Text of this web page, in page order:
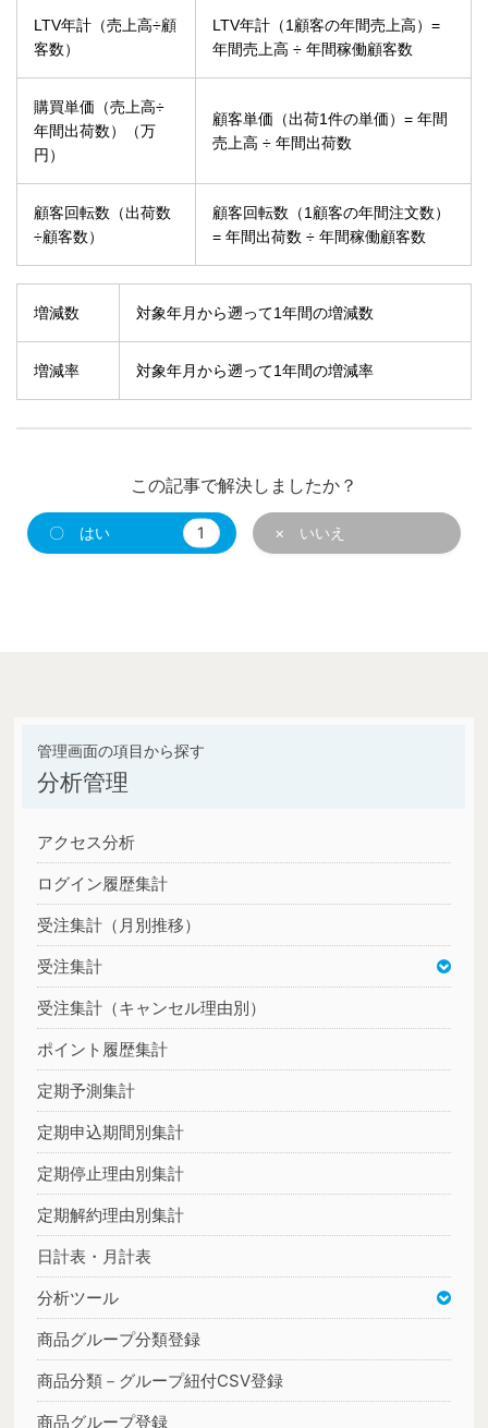
LTV年計（売上高÷顧
客数）
LTV年計（1顧客の年間売上高）=
年間売上高 ÷ 年間稼働顧客数
購買単価（売上高÷
年間出荷数）（万
円）
顧客単価（出荷1件の単価）= 年間
売上高 ÷ 年間出荷数
顧客回転数（出荷数
÷顧客数）
顧客回転数（1顧客の年間注文数）
= 年間出荷数 ÷ 年間稼働顧客数
増減数 対象年月から遡って1年間の増減数
増減率 対象年月から遡って1年間の増減率
この記事で解決しましたか？
〇 はい 1 × いいえ
分析管理
アクセス分析
ログイン履歴集計
受注集計（月別推移）
受注集計
受注集計（キャンセル理由別）
ポイント履歴集計
定期予測集計
定期申込期間別集計
定期停止理由別集計
定期解約理由別集計
日計表・月計表
分析ツール
商品グループ分類登録
商品分類－グループ紐付CSV登録
商品グループ登録